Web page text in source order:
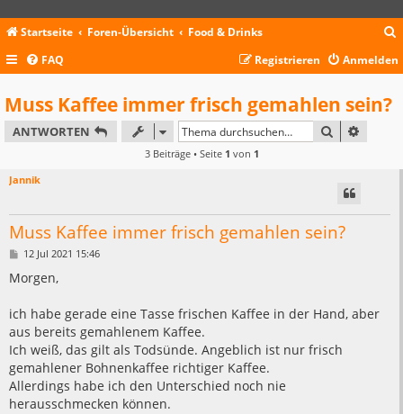
Startseite Foren-Übersicht Food & Drinks
c
FAQ Anmelden
Registrieren
Muss Kaffee immer frisch gemahlen sein?
ANTWORTEN SUCHE
3 Beiträge • Seite 1 von 1
Jannik
Muss Kaffee immer frisch gemahlen sein?
B
i
a
g
12 Jul 2021 15:46
Morgen,
ich habe gerade eine Tasse frischen Kaffee in der Hand, aber
aus bereits gemahlenem Kaffee.
Ich weiß, das gilt als Todsünde. Angeblich ist nur frisch
gemahlener Bohnenkaffee richtiger Kaffee.
Allerdings habe ich den Unterschied noch nie
herausschmecken können.